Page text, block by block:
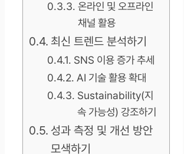
온라인 및 오프라인
채널 활용
최신 트렌드 분석하기
SNS 이용 증가 추세
AI 기술 활용 확대
Sustainability(지
속 가능성) 강조하기
성과 측정 및 개선 방안
모색하기